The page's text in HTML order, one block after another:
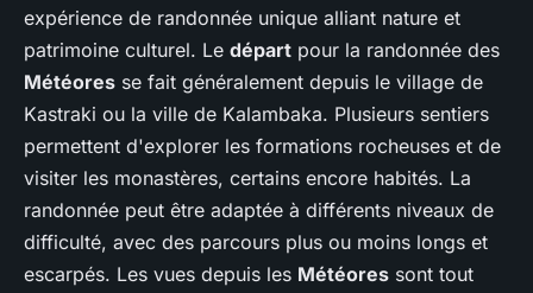
expérience de randonnée unique alliant nature et
patrimoine culturel. Le départ pour la randonnée des
Météores se fait généralement depuis le village de
Kastraki ou la ville de Kalambaka. Plusieurs sentiers
permettent d'explorer les formations rocheuses et de
visiter les monastères, certains encore habités. La
randonnée peut être adaptée à différents niveaux de
difficulté, avec des parcours plus ou moins longs et
escarpés. Les vues depuis les Météores sont tout